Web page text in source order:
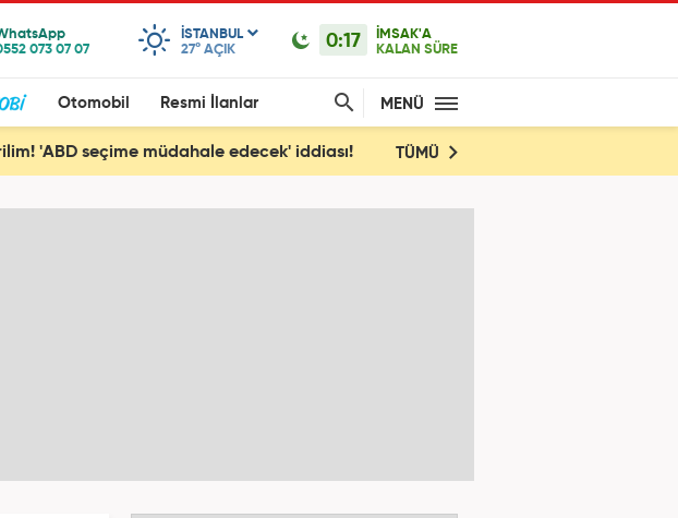
ISTANBUL
27° AÇIK 0:17
İMSAK'A
KALAN SÜRE
Otomobil Resmi İlanlar MENÜ
'ABD seçime müdahale edecek' iddiası! TÜMÜ